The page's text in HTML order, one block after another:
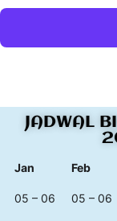
JADWAL
Jan Feb
05 – 06 05 – 06